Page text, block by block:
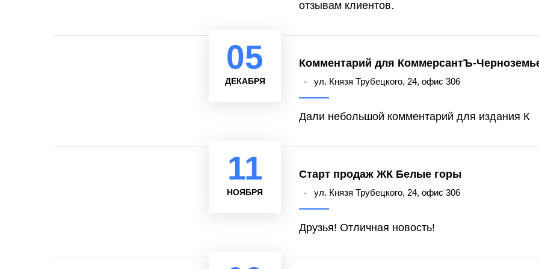
отзывам клиентов.
05
ДЕКАБРЯ
Комментарий для КоммерсантЪ-
- ул. Князя Трубецкого, 24, офис 306
Дали небольшой комментарий для издания К
11
НОЯБРЯ
Старт продаж ЖК Белые горы
- ул. Князя Трубецкого, 24, офис 306
Друзья! Отличная новость!